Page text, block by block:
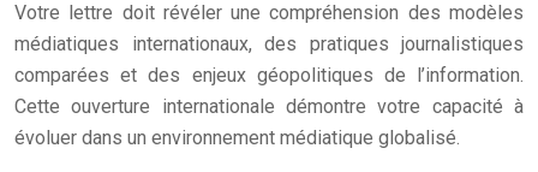
Votre lettre doit révéler une compréhension des modèles
médiatiques internationaux, des pratiques journalistiques
comparées et des enjeux géopolitiques de l’information.
Cette ouverture internationale démontre votre capacité à
évoluer dans un environnement médiatique globalisé.